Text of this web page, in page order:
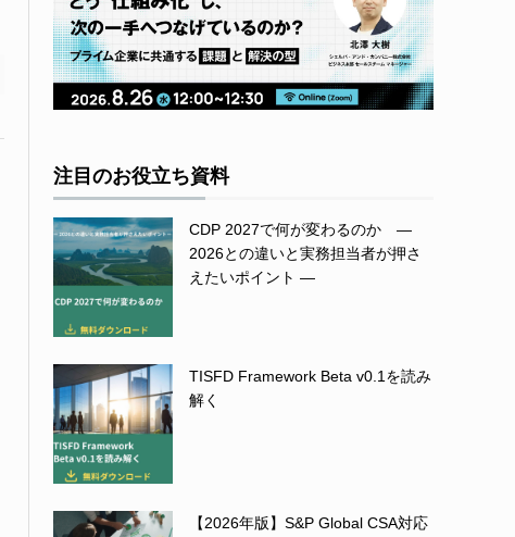
注目のお役立ち資料
CDP 2027で何が変わるのか ―
2026との違いと実務担当者が押さ
えたいポイント ―
TISFD Framework Beta v0.1を読み
解く
【2026年版】S&P Global CSA対応